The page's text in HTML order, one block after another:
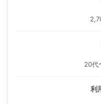
20代
利